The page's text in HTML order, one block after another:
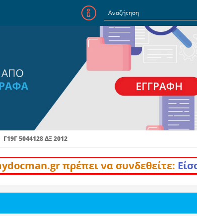
E-Mail
Κωδικός
Να με θυμάσαι
Γ19Γ 5044128 ΔΞ 2012
πρέπει να συνδεθείτε: